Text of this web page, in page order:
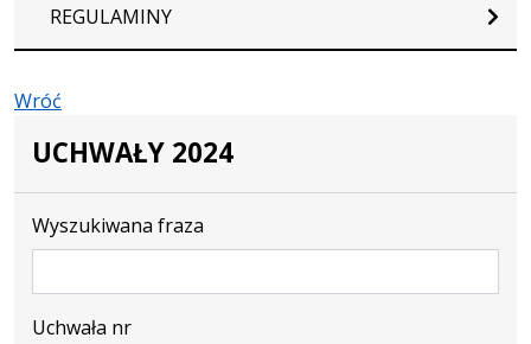
REGULAMINY
Wróć
UCHWAŁY 2024
Wyszukiwana fraza
Uchwała nr